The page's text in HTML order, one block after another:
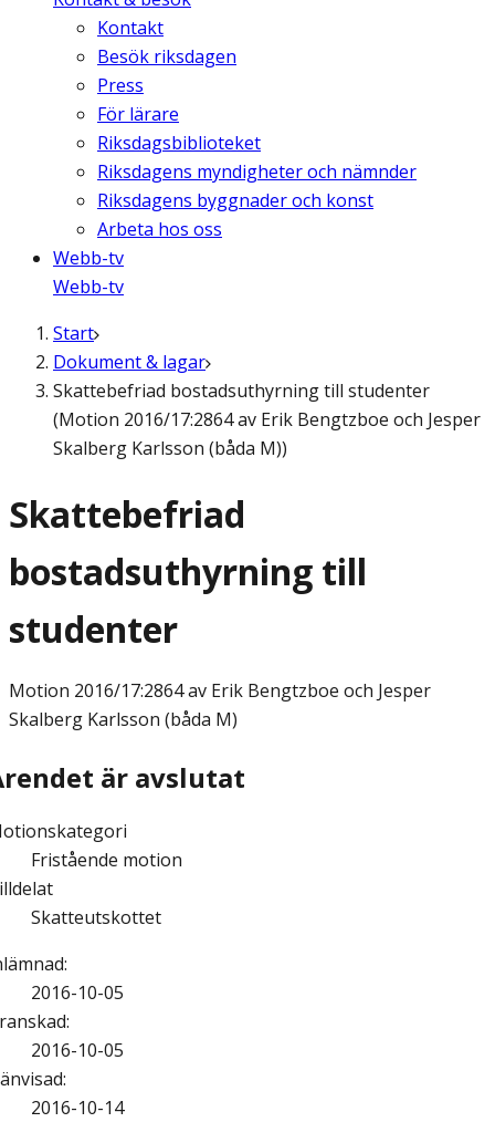
Kontakt
Besök riksdagen
Press
För lärare
Riksdagsbiblioteket
Riksdagens myndigheter och nämnder
Riksdagens byggnader och konst
Arbeta hos oss
Webb-tv
Webb-tv
Start
Dokument & lagar
Skattebefriad bostadsuthyrning till studenter
(Motion 2016/17:2864 av Erik Bengtzboe och Jesper
Skalberg Karlsson (båda M))
Skattebefriad
bostadsuthyrning till
studenter
Motion 2016/17:2864 av Erik Bengtzboe och Jesper
Skalberg Karlsson (båda M)
är avslutat
Fristående motion
Skatteutskottet
:
2016-10-05
:
2016-10-05
:
2016-10-14